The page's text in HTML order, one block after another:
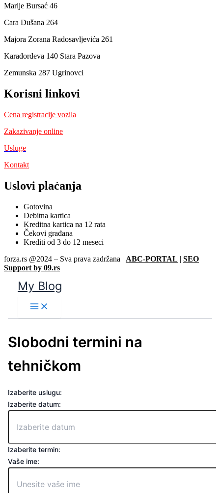
Marije Bursać 46
Cara Dušana 264
Majora Zorana Radosavljevića 261
Karađorđeva 140 Stara Pazova
Zemunska 287 Ugrinovci
Korisni linkovi
Cena registracije vozila
Zakazivanje online
Usluge
Kontakt
Uslovi plaćanja
Gotovina
Debitna kartica
Kreditna kartica na 12 rata
Čekovi građana
Krediti od 3 do 12 meseci
forza.rs @2024 – Sva prava zadržana | ABC-PORTAL | SEO
Support by 09.rs